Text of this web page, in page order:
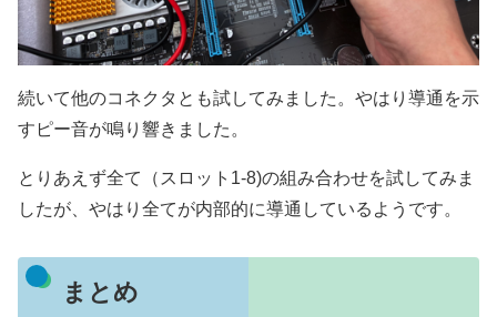
続いて他のコネクタとも試してみました。やはり導通を示
すピー音が鳴り響きました。
とりあえず全て（スロット1-8)の組み合わせを試してみま
したが、やはり全てが内部的に導通しているようです。
まとめ